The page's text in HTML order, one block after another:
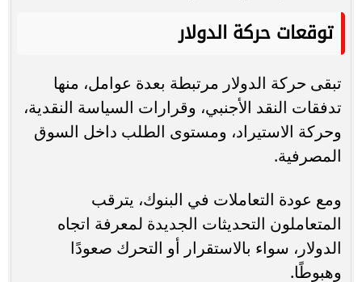
توقعات حركة الدولار
تبقى حركة الدولار مرتبطة بعدة عوامل، منها
تدفقات النقد الأجنبي، وقرارات السياسة النقدية،
وحركة الاستيراد، ومستوى الطلب داخل السوق
المصرفية.
ومع عودة التعاملات في البنوك، يترقب
المتعاملون التحديثات الجديدة لمعرفة اتجاه
الدولار، سواء بالاستقرار أو التحرك صعودًا
وهبوطًا.